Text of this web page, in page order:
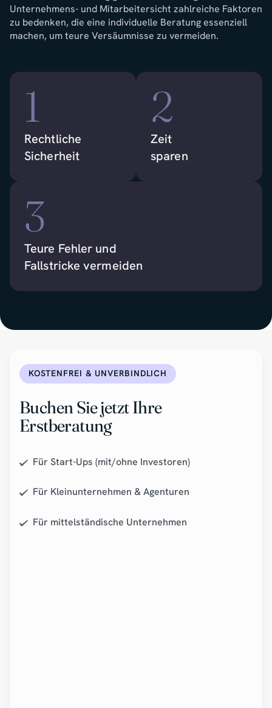
Unternehmens- und Mitarbeitersicht zahlreiche Faktoren
zu bedenken, die eine individuelle Beratung essenziell
machen, um teure Versäumnisse zu vermeiden.
1
Rechtliche
Sicherheit
2
Zeit
sparen
3
Teure Fehler und
Fallstricke vermeiden
KOSTENFREI & UNVERBINDLICH
Buchen Sie jetzt Ihre
Erstberatung
Für Start-Ups (mit/ohne Investoren)
Für Kleinunternehmen & Agenturen
Für mittelständische Unternehmen